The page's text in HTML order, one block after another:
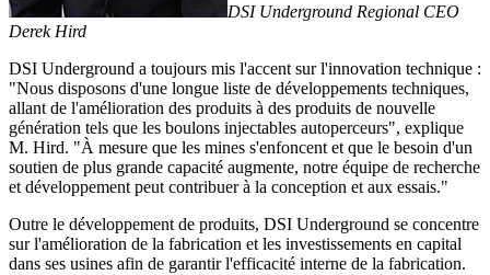
DSI Underground Regional CEO
Derek Hird
DSI Underground a toujours mis l'accent sur l'innovation technique :
"Nous disposons d'une longue liste de développements techniques,
allant de l'amélioration des produits à des produits de nouvelle
génération tels que les boulons injectables autoperceurs", explique
M. Hird. "À mesure que les mines s'enfoncent et que le besoin d'un
soutien de plus grande capacité augmente, notre équipe de recherche
et développement peut contribuer à la conception et aux essais."
Outre le développement de produits, DSI Underground se concentre
sur l'amélioration de la fabrication et les investissements en capital
dans ses usines afin de garantir l'efficacité interne de la fabrication.